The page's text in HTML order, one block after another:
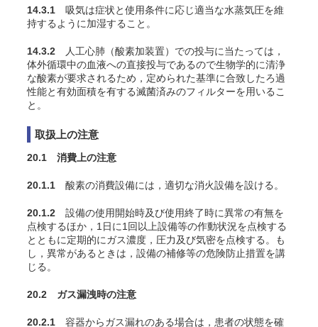
14.3.1 吸気は症状と使用条件に応じ適当な水蒸気圧を維
持するように加湿すること 。
14.3.2 人工心肺（酸素加装置）での投与に当たっては，
体外循環中の血液への直接投与であるので生物学的に清浄
な酸素が要求されるため，定められた基準に合致したろ過
性能と有効面積を有する滅菌済みのフィルターを用いるこ
と。
取扱上の注意
20.1 消費上の注意
20.1.1 酸素の消費設備には，適切な消火設備を設ける。
20.1.2 設備の使用開始時及び使用終了時に異常の有無を
点検するほか，1日に1回以上設備等の作動状況を点検する
とともに定期的にガス濃度，圧力及び気密を点検する。も
し，異常があるときは，設備の補修等の危険防止措置を講
じる。
20.2 ガス漏洩時の注意
20.2.1 容器からガス漏れのある場合は，患者の状態を確